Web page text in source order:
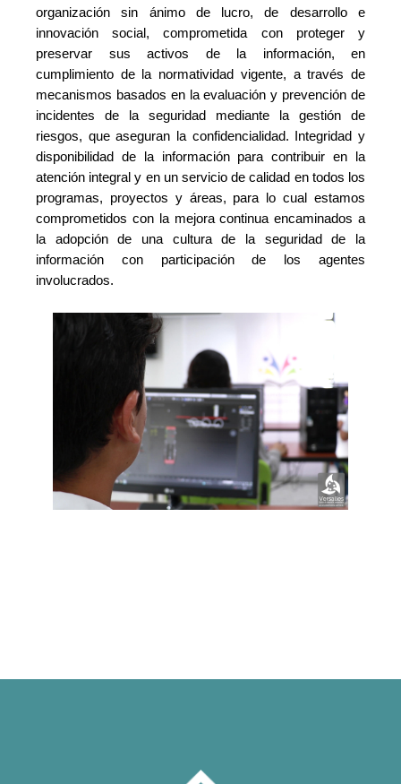
organización sin ánimo de lucro, de desarrollo e
innovación social, comprometida con proteger y
preservar sus activos de la información, en
cumplimiento de la normatividad vigente, a través de
mecanismos basados en la evaluación y prevención de
incidentes de la seguridad mediante la gestión de
riesgos, que aseguran la confidencialidad. Integridad y
disponibilidad de la información para contribuir en la
atención integral y en un servicio de calidad en todos los
programas, proyectos y áreas, para lo cual estamos
comprometidos con la mejora continua encaminados a
la adopción de una cultura de la seguridad de la
información con participación de los agentes
involucrados.